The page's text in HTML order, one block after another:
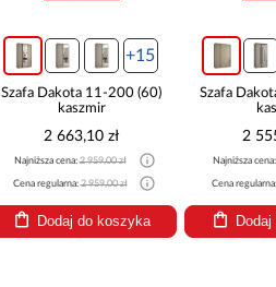
+15
Szafa Dakota 11-200 (60)
kaszmir
2 663,10 zł
Najniższa cena:2 959,00 zł
Cena regularna:2 959,00 zł
Dodaj do koszyka
Szafa
2
Najniższa
Cena